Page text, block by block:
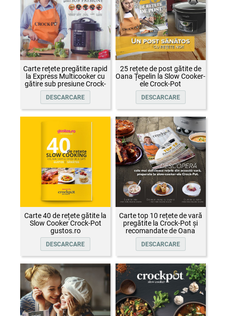
Carte rețete pregătite rapid
la Express Multicooker cu
gătire sub presiune Crock-
Pot
DESCARCARE
25 rețete de post gătite de
Oana Țepelin la Slow Cooker-
ele Crock-Pot
DESCARCARE
Carte 40 de rețete gătite la
Slow Cooker Crock-Pot
gustos.ro
DESCARCARE
Carte top 10 rețete de vară
pregătite la Crock-Pot și
recomandate de Oana
Țepelin
DESCARCARE